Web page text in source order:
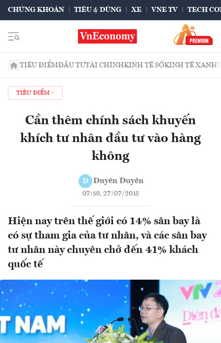
CHỨNG KHOÁN TIÊU & DÙNG XE VNE TV TECH
TIÊU ĐIỂMĐẦU TƯTÀI CHÍNHKINH TẾ SỐKINH TẾ XANH
TIÊU ĐIỂM
Cần thêm chính sách khuyến
khích tư nhân đầu tư vào hàng
không
D Duyên Duyên
07:59, 27/07/2018
Hiện nay trên thế giới có 14% sân bay là
có sự tham gia của tư nhân, và các sân bay
tư nhân này chuyên chở đến 41% khách
quốc tế